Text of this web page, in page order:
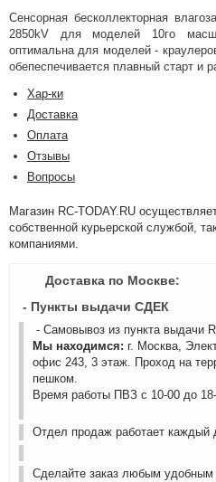
Сенсорная бесколлекторная
2850kV для моделей 10го
оптимальна для моделей -
обепеспечивается плавный старт и
Хар-ки
Доставка
Оплата
Отзывы
Вопросы
Магазин RC-TODAY.RU
собственной курьерской службой,
компаниями.
Доставка по Москве:
- Пункты выдачи СДЕК
- Самовывоз из пункта выдачи
Мы находимся: г. Москва,
офис 243, 3 этаж. Проход на
пешком.
Время работы ПВЗ с 10-00 до
Отдел продаж работает каждый
Сделайте заказ любым